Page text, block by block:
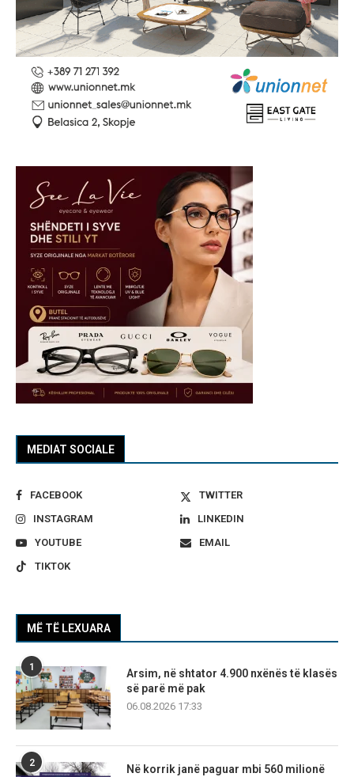
MEDIAT SOCIALE
FACEBOOK
TWITTER
INSTAGRAM
LINKEDIN
YOUTUBE
EMAIL
TIKTOK
MË TË LEXUARA
1
Arsim, në shtator 4.900 nxënës të klasës
së parë më pak
06.08.2026 17:33
2
Në korrik janë paguar mbi 560 milionë